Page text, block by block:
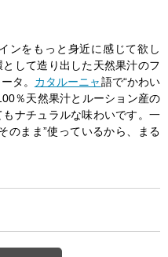
ンをもっと身近に感じて欲し
して造り出した天然果汁のフ
タ。 カタルーニャ語で“かわい
％天然果汁とルーション産の
もナチュラルな味わいです。一
のまま”使っているから、まる